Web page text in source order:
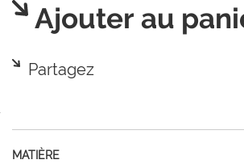
Ajouter au
Partagez
MATIÈRE